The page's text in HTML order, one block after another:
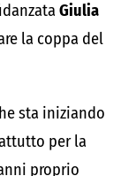
Giulia
la coppa del
sta iniziando
per la
proprio